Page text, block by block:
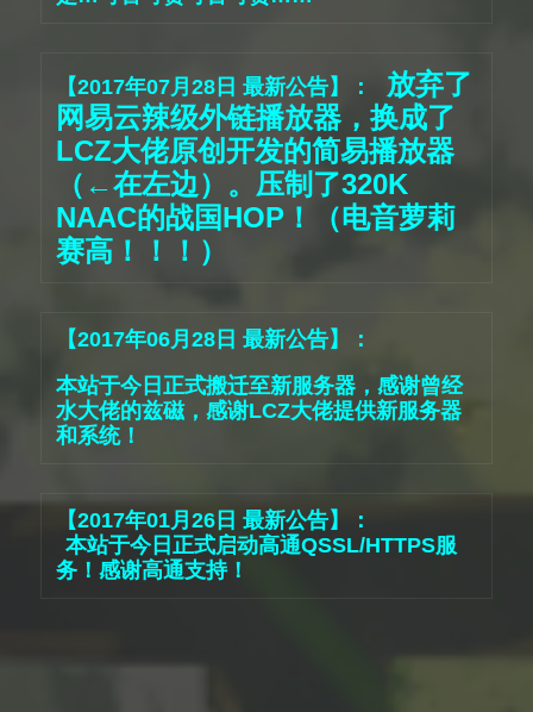
【2017年07月28日 最新公告】：
放弃了
网易云辣级外链播放器，换成了
LCZ大佬原创开发的简易播放器
（←在左边）。压制了320K
NAAC的战国HOP！（电音萝莉
赛高！！！）
本站于今日正式搬迁至新服务器，感谢曾经
水大佬的兹磁，感谢LCZ大佬提供新服务器
和系统！
本站于今日正式启动高通QSSL/HTTPS服
务！感谢高通支持！